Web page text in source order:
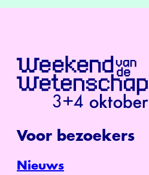
Voor bezoekers
Nieuws